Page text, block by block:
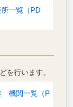
一覧（PD
を行います。
機関一覧（P